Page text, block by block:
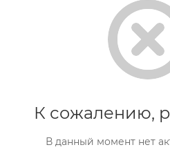
К сожалению,
В данный момент нет